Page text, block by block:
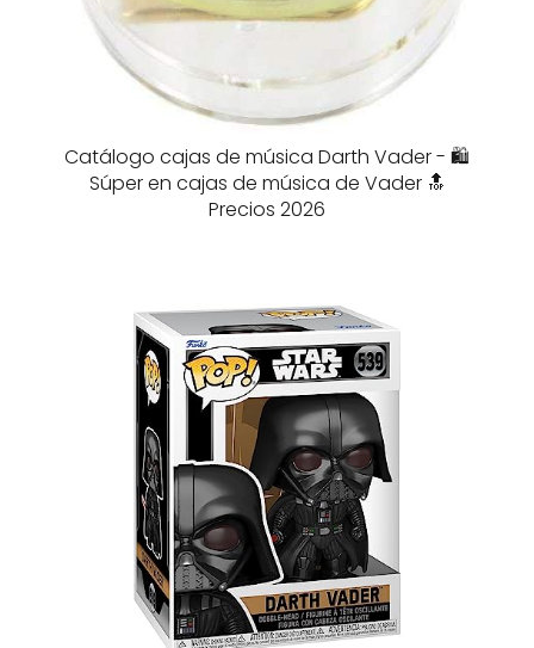
Catálogo cajas de música Darth Vader - 🛍️
Súper en cajas de música de Vader 🔝
Precios 2026